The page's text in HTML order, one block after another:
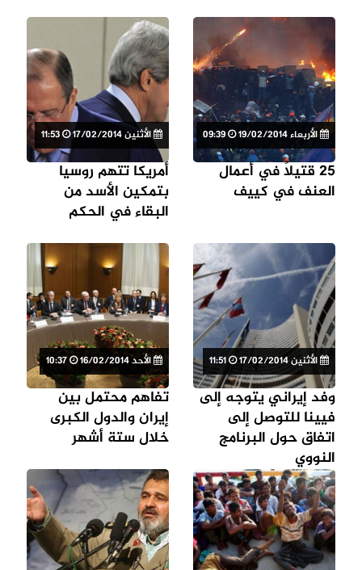
الأربعاء 19/02/2014
25 قتيلاً في أعمال
العنف في كييف
الأثنين 17/02/2014
أمريكا تتهم روسيا
بتمكين الأسد من
البقاء في الحكم
الأثنين 17/02/2014
وفد إيراني يتوجه إلى
فيينا للتوصل إلى
اتفاق حول البرنامج
النووي
الأحد 16/02/2014 10:37
تفاهم محتمل بين
إيران والدول الكبرى
خلال ستة أشهر